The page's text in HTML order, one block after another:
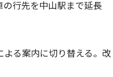
行先を中山駅まで延長
る案内に切り替える。改